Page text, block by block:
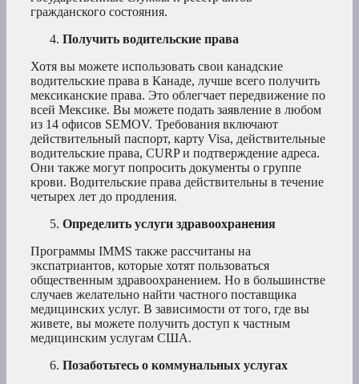
гражданского состояния.
Получить водительские права
Хотя вы можете использовать свои канадские
водительские права в Канаде, лучше всего получить
мексиканские права. Это облегчает передвижение по
всей Мексике. Вы можете подать заявление в любом
из 14 офисов SEMOV. Требования включают
действительный паспорт, карту Visa, действительные
водительские права, CURP и подтверждение адреса.
Они также могут попросить документы о группе
крови. Водительские права действительны в течение
четырех лет до продления.
Определить услуги здравоохранения
Программы IMMS также рассчитаны на
экспатриантов, которые хотят пользоваться
общественным здравоохранением. Но в большинстве
случаев желательно найти частного поставщика
медицинских услуг. В зависимости от того, где вы
живете, вы можете получить доступ к частным
медицинским услугам США.
Позаботьтесь о коммунальных услугах